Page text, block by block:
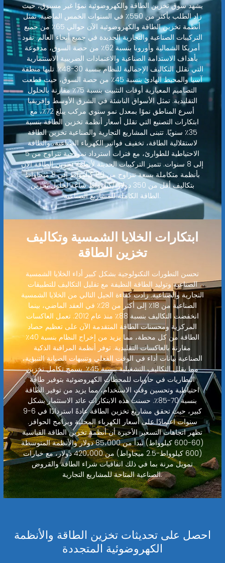
يشهد سوق تخزين الطاقة والكهروضوئية نموًا غير مسبوق، حيث
زاد الطلب بأكثر من 550٪ في السنوات الخمس الماضية. تمثل
أنظمة تخزين الطاقة والكهروضوئية الآن حوالي 65٪ من جميع
التركيبات الصناعية والتجارية الجديدة في جميع أنحاء العالم. تقود
أمريكا الشمالية وأوروبا بنسبة 62٪ من حصة السوق، مدفوعة
بأهداف الاستدامة الصناعية والاعتمادات الضريبية الاستثمارية
التي تقلل التكاليف الإجمالية للنظام بنسبة 30-48٪. تليها منطقة
آسيا والمحيط الهادئ بنسبة 45٪ من حصة السوق، حيث قطعت
التصاميم المعيارية أوقات التثبيت بنسبة 75٪ مقارنة بالحلول
التقليدية. تمثل الأسواق الناشئة في الشرق الأوسط وإفريقيا
أسرع المناطق نموًا بمعدل نمو سنوي مركب يبلغ 72٪، مع
ابتكارات التصنيع التي تقلل أسعار أنظمة تخزين الطاقة بنسبة
35٪ سنويًا. تتبنى المشاريع التجارية والصناعية تخزين الطاقة
لاستقلالية الطاقة، تخفيف فواتير الكهرباء الصناعية، والطاقة
الاحتياطية للطوارئ، مع فترات استرداد نموذجية تتراوح من 5
إلى 8 سنوات. تتميز التركيبات الحديثة لأنظمة تخزين الطاقة الآن
بأنظمة متكاملة بسعة تتراوح من 80 كيلوواط إلى 8 ميجاواط
بتكاليف أقل من 350 دولارًا/كيلوواط ساعة لحلول تخزين
الطاقة الكاملة للمشاريع الصناعية.
ابتكارات الخلايا الشمسية وتكاليف
تخزين الطاقة
تحسن التطورات التكنولوجية بشكل كبير أداء الخلايا الشمسية
الصناعية وتوليد الطاقة النظيفة مع تقليل التكاليف للتطبيقات
التجارية والصناعية. زادت كفاءة الجيل التالي من الخلايا الشمسية
الصناعية من 18٪ إلى أكثر من 28٪ في العقد الماضي، بينما
انخفضت التكاليف بنسبة 88٪ منذ عام 2012. تعمل العاكسات
المركزية ومحسنات الطاقة المتقدمة الآن على تعظيم حصاد
الطاقة من كل محطة، مما يزيد من إخراج النظام بنسبة 40٪
مقارنة بالعاكسات التقليدية. توفر أنظمة المراقبة الذكية
الصناعية بيانات أداء في الوقت الفعلي وتنبيهات الصيانة التنبؤية،
مما يقلل التكاليف التشغيلية بنسبة 45٪. يسمح تكامل تخزين
البطاريات في حاويات للمحطات الكهروضوئية بتوفير طاقة
احتياطية وتحسين وقت الاستخدام، مما يزيد من توفير الطاقة
بنسبة 70-85٪. حسنت هذه الابتكارات عائد الاستثمار بشكل
كبير، حيث تحقق مشاريع تخزين الطاقة عادةً استردادًا في 6-9
سنوات اعتمادًا على أسعار الكهرباء المحلية وبرامج الحوافز.
تظهر اتجاهات التسعير الأخيرة أن أنظمة تخزين الطاقة القياسية
(60-600 كيلوواط) تبدأ من 85،000 دولار والأنظمة المتوسطة
(600 كيلوواط-2.5 ميجاواط) من 420،000 دولار، مع خيارات
تمويل مرنة بما في ذلك اتفاقيات شراء الطاقة والقروض
الصناعية المتاحة للمشاريع التجارية.
احصل على تحديثات تخزين الطاقة والأنظمة
الكهروضوئية المتجددة